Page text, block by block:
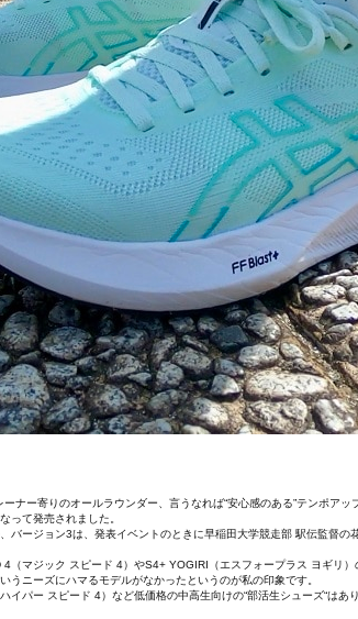
ナー寄りのオールラウンダー、言うなれば“安心感のある”テンポア
って発売されました。
バージョン3は、発表イベントのときに早稲田大学競走部 駅伝監督
（マジック スピード 4）やS4+ YOGIRI（エスフォープラス ヨギ
ニーズにハマるモデルがなかったというのが私の印象です。
パー スピード 4）など低価格の中高生向けの“部活生シューズ“は